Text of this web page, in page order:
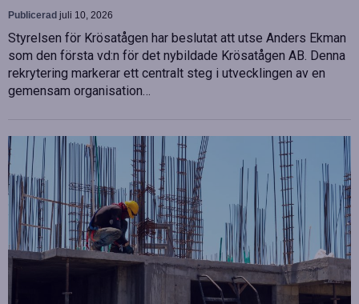
Publicerad juli 10, 2026
Styrelsen för Krösatågen har beslutat att utse Anders Ekman
som den första vd:n för det nybildade Krösatågen AB. Denna
rekrytering markerar ett centralt steg i utvecklingen av en
gemensam organisation…